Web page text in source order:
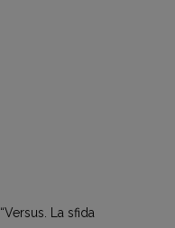
“Versus. La sfida